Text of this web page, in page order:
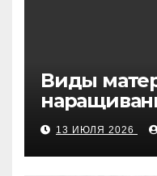
Виды
13 ИЮЛЯ 2026